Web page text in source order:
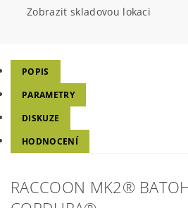
Zobrazit skladovou lokaci
POPIS
PARAMETRY
DISKUZE
HODNOCENÍ
RACCOON MK2®